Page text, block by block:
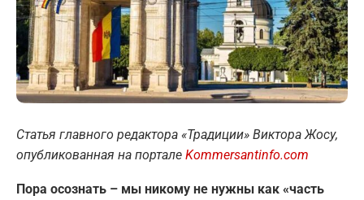
Статья главного редактора «Традиции» Виктора Жосу,
опубликованная на портале Kommersantinfo.com
Пора осознать – мы никому не нужны как «часть